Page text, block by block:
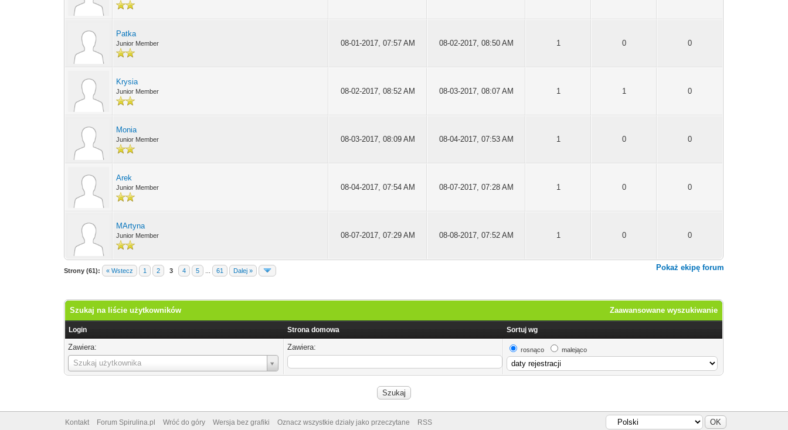
Patka
Junior Member 08-01-2017, 07:57 AM 08-02-2017, 08:50 AM 1 0 0
Krysia
Junior Member 08-02-2017, 08:52 AM 08-03-2017, 08:07 AM 1 1 0
Monia
Junior Member 08-03-2017, 08:09 AM 08-04-2017, 07:53 AM 1 0 0
Arek
Junior Member 08-04-2017, 07:54 AM 08-07-2017, 07:28 AM 1 0 0
MArtyna
Junior Member 08-07-2017, 07:29 AM 08-08-2017, 07:52 AM 1 0 0
Pokaż ekipę forum
Strony (61): « Wstecz 1 2 3 4 5 61 Dalej »
Zaawansowane wyszukiwanie
Szukaj na liście użytkowników
Login Strona domowa Sortuj wg
Zawiera:
Szukaj użytkownika
Login
Zawiera: rosnąco malejąco
Kontakt Forum Spirulina.pl Wróć do góry Wersja bez grafiki Oznacz wszystkie działy jako przeczytane RSS